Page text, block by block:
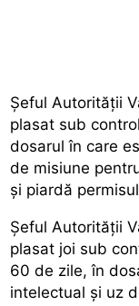
Șeful Autorității
plasat sub
dosarul în care
de misiune
şi piardă
Șeful Autorității
plasat joi sub
60 de zile, în
intelectual și uz